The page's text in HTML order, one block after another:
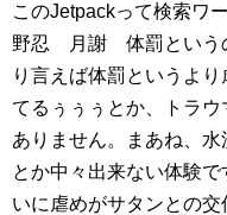
このJetpackって検索ワ
野忍 月謝 体罰という
り言えば体罰というよ
てるぅぅぅとか、トラ
ありません。まあね、
とか中々出来ない体験
いに虐めがサタンとの